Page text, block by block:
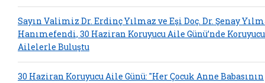
Sayın Valimiz Dr. Erdinç Yılmaz ve Eşi Doç. Dr. Şenay
Hanımefendi, 30 Haziran Koruyucu Aile Günü’nde Koruyucu
Ailelerle Buluştu
30 Haziran Koruyucu Aile Günü: "Her Çocuk Anne Babasının